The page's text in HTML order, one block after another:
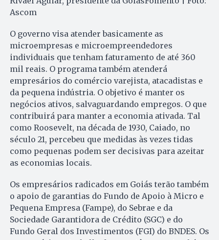
Ascom
O governo visa atender basicamente as
microempresas e microempreendedores
individuais que tenham faturamento de até 360
mil reais. O programa também atenderá
empresários do comércio varejista, atacadistas e
da pequena indústria. O objetivo é manter os
negócios ativos, salvaguardando empregos. O que
contribuirá para manter a economia ativada. Tal
como Roosevelt, na década de 1930, Caiado, no
século 21, percebeu que medidas às vezes tidas
como pequenas podem ser decisivas para azeitar
as economias locais.
Os empresários radicados em Goiás terão também
o apoio de garantias do Fundo de Apoio à Micro e
Pequena Empresa (Fampe), do Sebrae e da
Sociedade Garantidora de Crédito (SGC) e do
Fundo Geral dos Investimentos (FGI) do BNDES. Os